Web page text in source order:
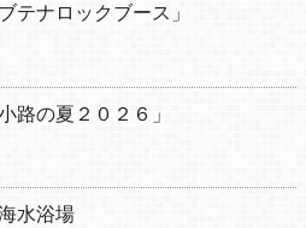
テナロックブース」
路の夏２０２６」
水浴場